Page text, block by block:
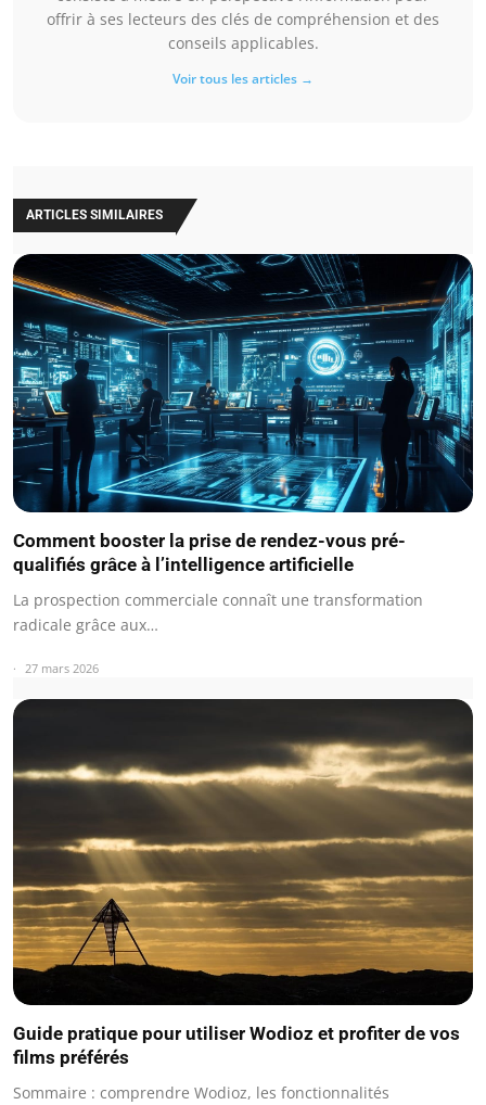
offrir à ses lecteurs des clés de compréhension et des
conseils applicables.
Voir tous les articles →
ARTICLES SIMILAIRES
Comment booster la prise de rendez-vous pré-
qualifiés grâce à l’intelligence artificielle
La prospection commerciale connaît une transformation
radicale grâce aux…
27 mars 2026
Guide pratique pour utiliser Wodioz et profiter de vos
films préférés
Sommaire : comprendre Wodioz, les fonctionnalités